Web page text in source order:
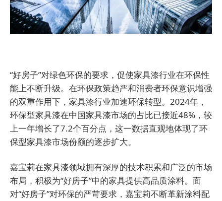
“好房子”对绿色环保的要求，促使家具漆行业在环保性
能上不断升级。在环保政策趋严和消费者环保意识增强
的双重作用下，家具漆行业加速环保转型。2024年，
环保型家具漆在中国家具漆市场的占比已接近48%，较
上一年增长了7.2个百分点，这一数据直观地体现了环
保型家具漆市场份额的逐步扩大。
嘉宝莉在家具漆领域拥有深厚的技术积累和广泛的市场
布局，积极为“好房子”中的家具提供高品质涂料。 面
对“好房子”对环保的严苛要求，嘉宝莉不断革新涂料配